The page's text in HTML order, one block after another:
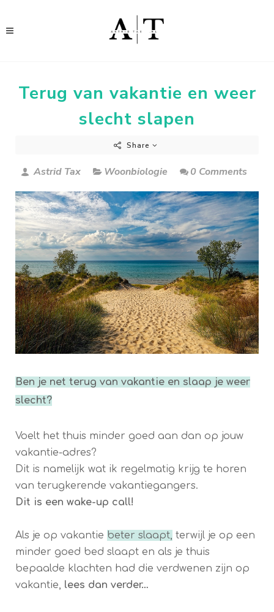
Terug van vakantie en weer
slecht slapen
Share
Astrid Tax Woonbiologie 0 Comments
Ben je net terug van vakantie en slaap je weer
slecht?
Voelt het thuis minder goed aan dan op jouw
vakantie-adres?
Dit is namelijk wat ik regelmatig krijg te horen
van terugkerende vakantiegangers.
Dit is een wake-up call!
Als je op vakantie beter slaapt, terwijl je op een
minder goed bed slaapt en als je thuis
bepaalde klachten had die verdwenen zijn op
vakantie, lees dan verder…